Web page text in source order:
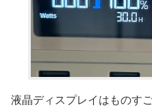
液晶ディスプレイはものす